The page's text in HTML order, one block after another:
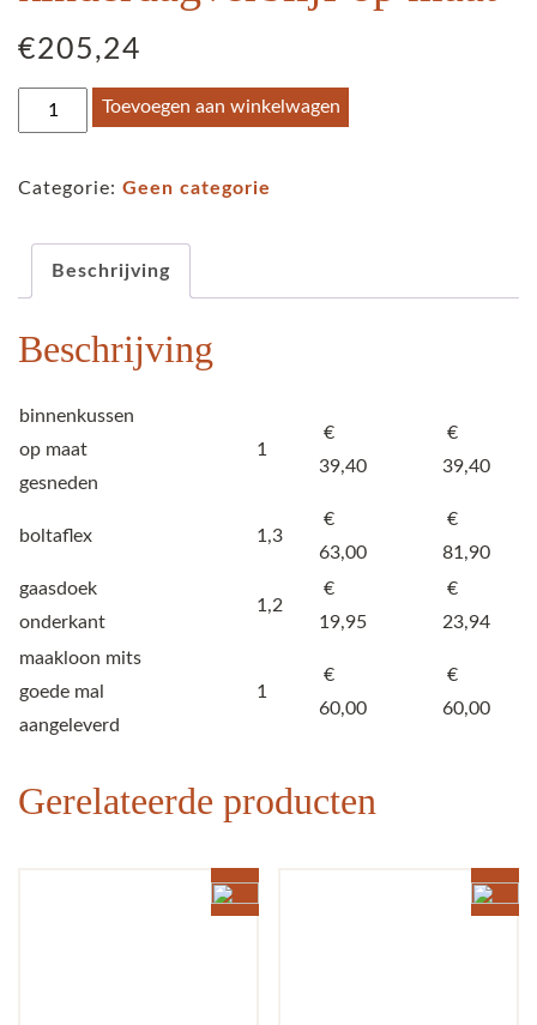
€205,24
kussen
voor
aantal
Toevoegen aan winkelwagen
Categorie: Geen categorie
Beschrijving
Beschrijving
binnenkussen
op maat
gesneden
1
€
39,40
€
39,40
boltaflex 1,3
€
63,00
€
81,90
gaasdoek
onderkant
1,2
€
19,95
€
23,94
maakloon mits
goede mal
aangeleverd
1
€
60,00
€
60,00
Gerelateerde producten